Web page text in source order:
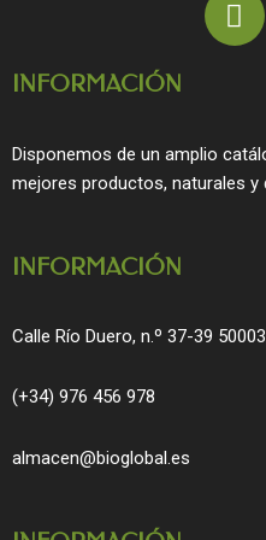
a
o
o
INFORMACIÓN
Disponemos de un amplio
mejores productos, naturales y
INFORMACIÓN
Calle Río Duero, n.º 37-39
(+34) 976 456 978
almacen@bioglobal.es